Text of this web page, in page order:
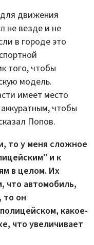
движения
не везде и не
в городе это
того, чтобы
модель.
имеет место
чтобы
Попов.
то у меня сложное
и к
в целом. Их
что автомобиль,
то он
какое-
что увеличивает